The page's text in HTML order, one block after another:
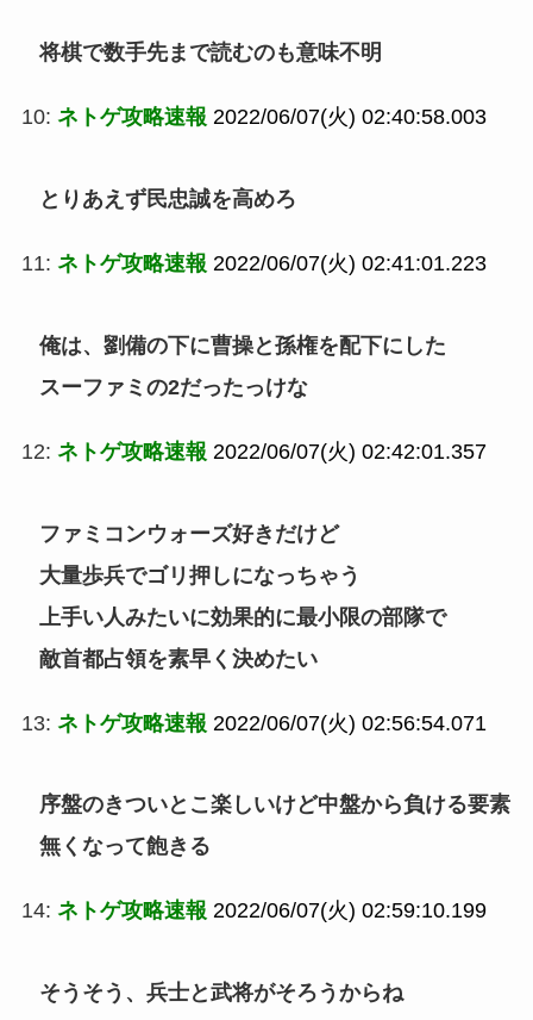
将棋で数手先まで読むのも意味不明
10: ネトゲ攻略速報 2022/06/07(火) 02:40:58.003
とりあえず民忠誠を高めろ
11: ネトゲ攻略速報 2022/06/07(火) 02:41:01.223
俺は、劉備の下に曹操と孫権を配下にした
スーファミの2だったっけな
12: ネトゲ攻略速報 2022/06/07(火) 02:42:01.357
ファミコンウォーズ好きだけど
大量歩兵でゴリ押しになっちゃう
上手い人みたいに効果的に最小限の部隊で
敵首都占領を素早く決めたい
13: ネトゲ攻略速報 2022/06/07(火) 02:56:54.071
序盤のきついとこ楽しいけど中盤から負ける要素
無くなって飽きる
14: ネトゲ攻略速報 2022/06/07(火) 02:59:10.199
そうそう、兵士と武将がそろうからね